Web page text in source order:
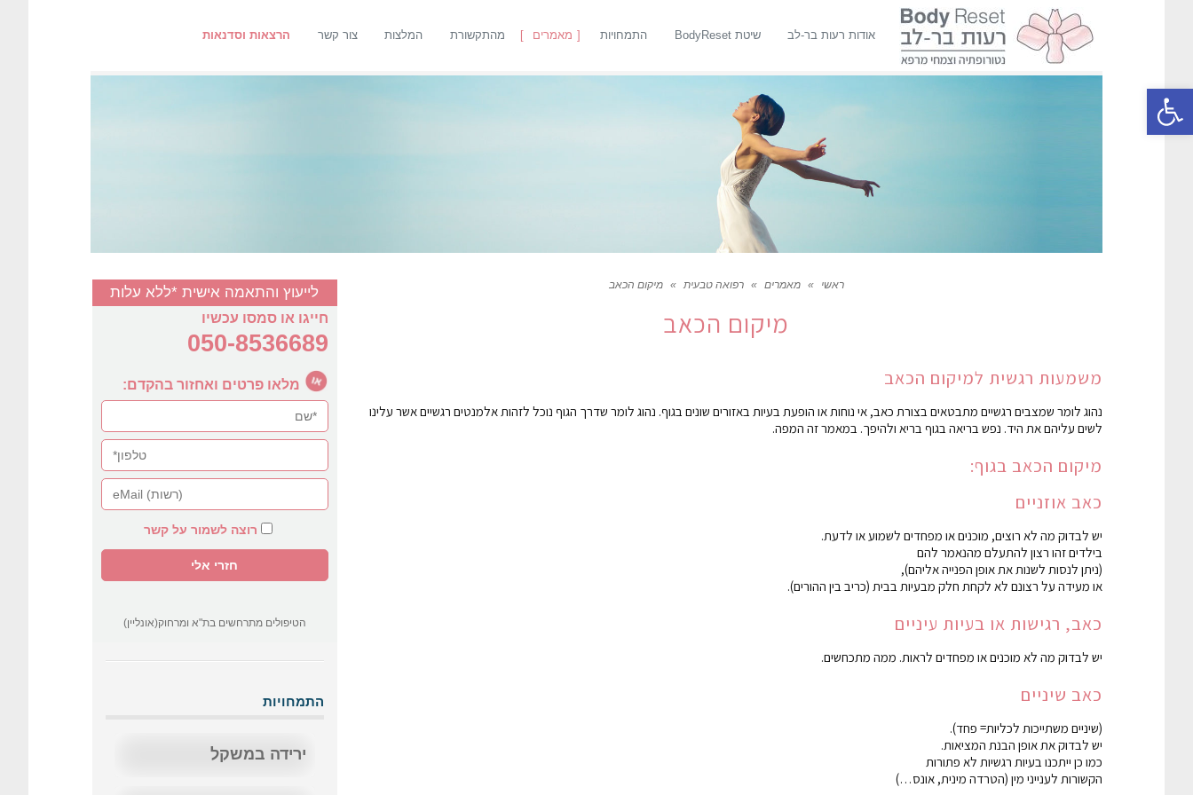
פתח סרגל נגישות
אודות רעות בר-לב שיטת BodyReset התמחויות מאמרים מהתקשורת המלצות צור קשר הרצאות וסדנאות
ראשי » מאמרים » רפואה טבעית » מיקום הכאב
מיקום הכאב
משמעות רגשית למיקום הכאב
נהוג לומר שמצבים רגשיים מתבטאים בצורת כאב, אי נוחות או הופעת בעיות באזורים שונים בגוף. נהוג לומר שדרך הגוף נוכל לזהות אלמנטים רגשיים אשר עלינו
לשים עליהם את היד. נפש בריאה בגוף בריא ולהיפך. במאמר זה המפה.
מיקום הכאב בגוף:
כאב אוזניים
יש לבדוק מה לא רוצים, מוכנים או מפחדים לשמוע או לדעת.
בילדים זהו רצון להתעלם מהנאמר להם
(ניתן לנסות לשנות את אופן הפנייה אליהם),
או מעידה על רצונם לא לקחת חלק מבעיות בבית (כריב בין ההורים).
כאב, רגישות או בעיות עיניים
יש לבדוק מה לא מוכנים או מפחדים לראות. ממה מתכחשים.
כאב שיניים
(שיניים משתייכות לכליות= פחד).
יש לבדוק את אופן הבנת המציאות.
כמו כן ייתכנו בעיות רגשיות לא פתורות
הקשורות לענייני מין (הטרדה מינית, אונס…)
לייעוץ והתאמה אישית *ללא עלות
חייגו או סמסו עכשיו
050-8536689
מלאו פרטים ואחזור בהקדם:
רוצה לשמור על קשר
הטיפולים מתרחשים בת"א ומרחוק(אונליין)
התמחויות
ירידה במשקל